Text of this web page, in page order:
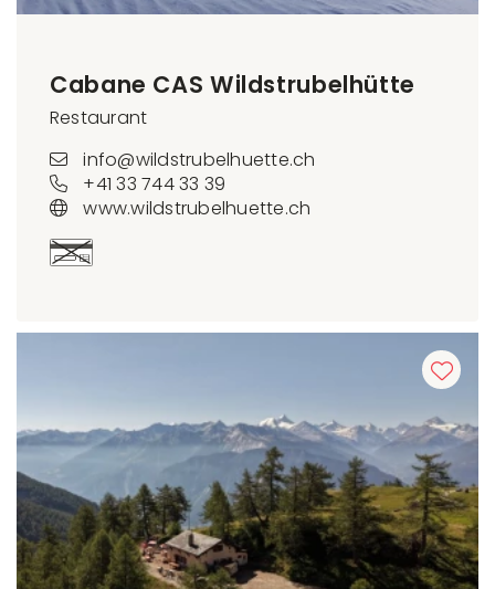
Cabane CAS Wildstrubelhütte
Restaurant
info@wildstrubelhuette.ch
+41 33 744 33 39
www.wildstrubelhuette.ch